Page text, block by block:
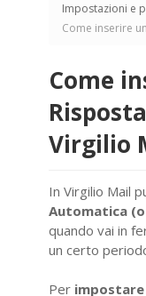
Impostazioni e
Come inserire
Come
Virgilio
In Virgilio Mail
Automatica
quando vai in
un certo
Per